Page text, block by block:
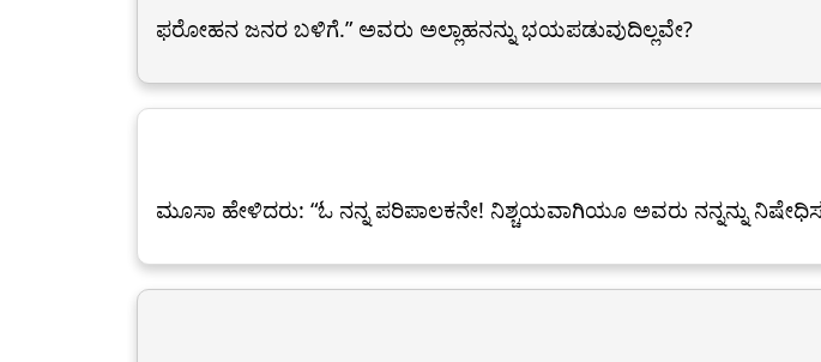
ಫರೋಹ‍ನ ಜನರ ಬಳಿಗೆ.” ಅವರು ಅಲ್ಲಾಹನನ್ನು ಭಯಪಡುವುದಿಲ್ಲವೇ?
ಮೂಸಾ ಹೇಳಿದರು: “ಓ ನನ್ನ ಪರಿಪಾಲಕನೇ! ನಿಶ್ಚಯವಾಗಿಯೂ ಅವರು ನನ್ನನ್ನು